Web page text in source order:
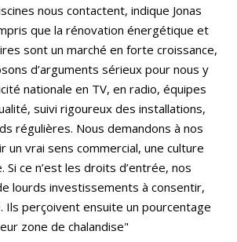
nous contactent, indique Jonas
que la rénovation énergétique et
sont un marché en forte croissance,
d’arguments sérieux pour nous y
nationale en TV, en radio, équipes
suivi rigoureux des installations,
régulières. Nous demandons à nos
un vrai sens commercial, une culture
ce n’est les droits d’entrée, nos
lourds investissements à consentir,
Ils perçoivent ensuite un pourcentage
zone de chalandise"